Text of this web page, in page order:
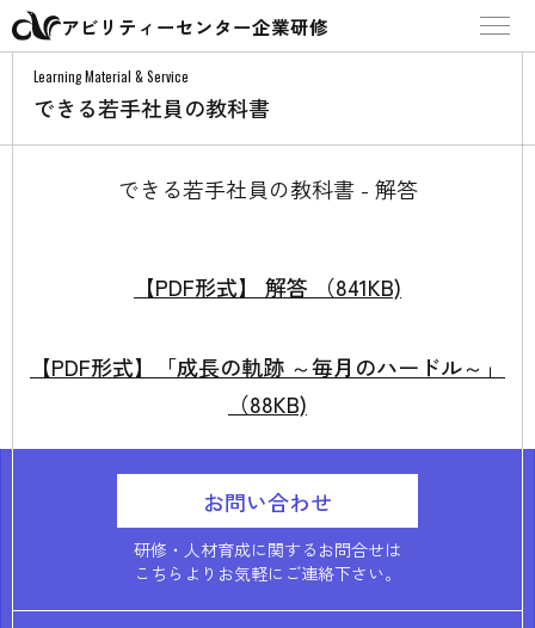
アビリティーセンター企業研修
Learning Material & Service
できる若手社員の教科書
できる若手社員の教科書 - 解答
【PDF形式】 解答 （841KB)
【PDF形式】「成長の軌跡 ～毎月のハードル～」
（88KB)
お問い合わせ
研修・人材育成に関するお問合せは
こちらよりお気軽にご連絡下さい。